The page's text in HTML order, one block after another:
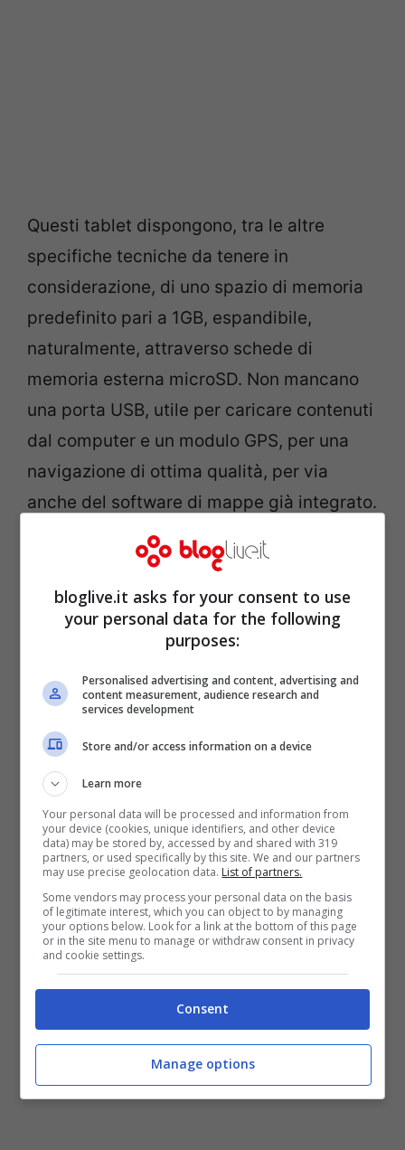
Questi tablet dispongono, tra le altre
specifiche tecniche da tenere in
considerazione, di uno spazio di memoria
predefinito pari a 1GB, espandibile,
naturalmente, attraverso schede di
memoria esterna microSD. Non mancano
una porta USB, utile per caricare contenuti
dal computer e un modulo GPS, per una
navigazione di ottima qualità, per via
anche del software di mappe già integrato.
Altre informazioni: implementato il modulo
di connessione Bluetooth, il modulo di
connessioni Wi-Fi, e non manca nemmeno
il giroscopio: tutta questa dotazione fa di
questa linea di tablet firmata Malata, un
ottima alternativa ai più blasonati iPad e
bloglive.it asks for your consent to use
your personal data for the following
purposes:
Personalised advertising and content, advertising and
content measurement, audience research and
services development
Store and/or access information on a device
Learn more
Your personal data will be processed and information from
your device (cookies, unique identifiers, and other device
data) may be stored by, accessed by and shared with 319
partners, or used specifically by this site. We and our partners
may use precise geolocation data. List of partners.
Some vendors may process your personal data on the basis
of legitimate interest, which you can object to by managing
your options below. Look for a link at the bottom of this page
or in the site menu to manage or withdraw consent in privacy
and cookie settings.
Consent
Manage options